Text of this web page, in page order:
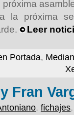
la próxima
Leer
Portada,
Fran
, fichajes